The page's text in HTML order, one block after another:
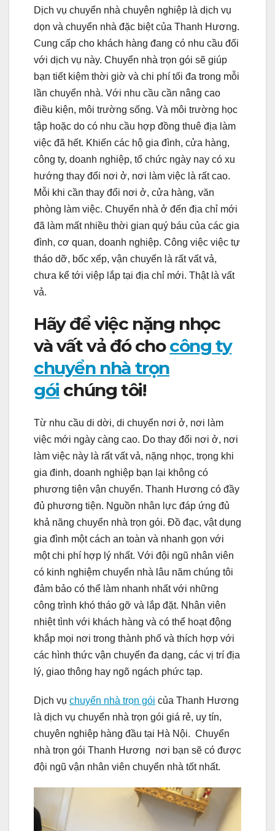
Dịch vụ chuyển nhà chuyên nghiệp là dịch vụ
dọn và chuyển nhà đặc biệt của Thanh Hương.
Cung cấp cho khách hàng đang có nhu cầu đối
với dịch vụ này. Chuyển nhà trọn gói sẽ giúp
bạn tiết kiệm thời giờ và chi phí tối đa trong mỗi
lần chuyển nhà. Với nhu cầu cần nâng cao
điều kiện, môi trường sống. Và môi trường học
tập hoặc do có nhu cầu hợp đồng thuê địa làm
việc đã hết. Khiến các hộ gia đình, cửa hàng,
công ty, doanh nghiệp, tổ chức ngày nay có xu
hướng thay đổi nơi ở, nơi làm việc là rất cao.
Mỗi khi cần thay đổi nơi ở, cửa hàng, văn
phòng làm việc. Chuyển nhà ở đến địa chỉ mới
đã làm mất nhiều thời gian quý báu của các gia
đình, cơ quan, doanh nghiệp. Công việc việc tự
tháo dỡ, bốc xếp, vận chuyển là rất vất vả,
chưa kể tới việp lắp tại địa chỉ mới. Thật là vất
vả.
Hãy để việc nặng nhọc
và vất vả đó chocông ty
chuyển nhà trọn
gói chúng tôi!
Từ nhu cầu di dời, di chuyển nơi ở, nơi làm
việc mới ngày càng cao. Do thay đổi nơi ở, nơi
làm việc này là rất vất vả, nặng nhọc, trọng khi
gia đinh, doanh nghiệp bạn lại không có
phương tiện vận chuyển. Thanh Hương có đầy
đủ phương tiện. Nguồn nhân lực đáp ứng đủ
khả năng chuyển nhà trọn gói. Đồ đạc, vật dụng
gia đình một cách an toàn và nhanh gọn với
một chi phí hợp lý nhất. Với đội ngũ nhân viên
có kinh nghiệm chuyển nhà lâu năm chúng tôi
đảm bảo có thể làm nhanh nhất với những
công trình khó tháo gỡ và lắp đặt. Nhân viên
nhiệt tình với khách hàng và có thể hoạt động
khắp mọi nơi trong thành phố và thích hợp với
các hình thức vận chuyển đa dạng, các vị trí địa
lý, giao thông hay ngõ ngách phức tạp.
Dịch vụ chuyển nhà trọn gói của Thanh Hương
là dịch vụ chuyển nhà trọn gói giá rẻ, uy tín,
chuyên nghiệp hàng đầu tại Hà Nội. Chuyển
nhà trọn gói Thanh Hương nơi bạn sẽ có được
đội ngũ vận nhân viên chuyển nhà tốt nhất.